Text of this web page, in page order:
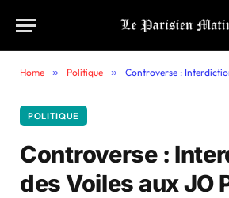
Home » Politique » Controverse : Interdiction
POLITIQUE
Controverse :
des Voiles aux JO